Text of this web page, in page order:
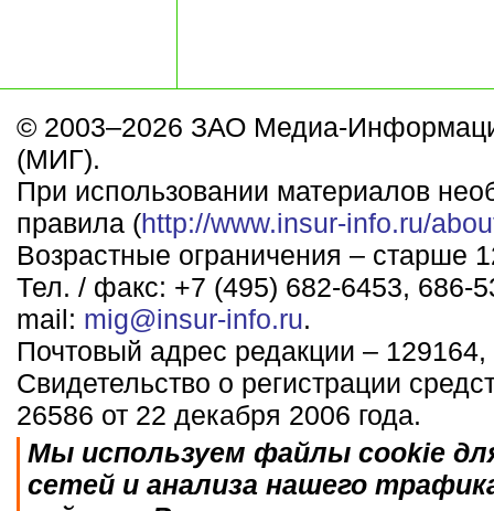
© 2003–2026 ЗАО Медиа-
(МИГ).
При использовании материалов
правила (http://www.insur-info.ru/
Возрастные ограничения – старше
Тел. / факс: +7 (495) 682-6453, 686-
mail: mig@insur-info.ru.
Почтовый адрес редакции –
Свидетельство о регистрации
26586 от 22 декабря 2006 года.
Мы используем файлы cookie
сетей и анализа нашего